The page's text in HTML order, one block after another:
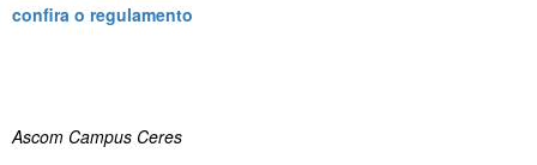
confira o regulamento
Ascom Campus Ceres